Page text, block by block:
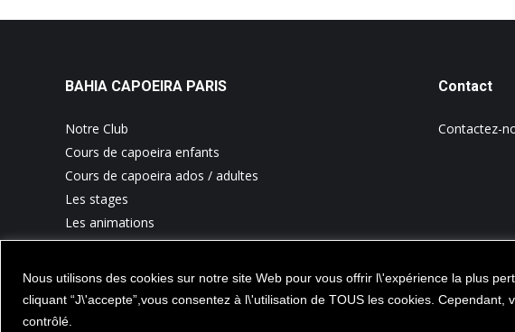
Nous utilisons des cookies sur notre site Web pour vous offrir l\'expérience la plus
cliquant “J\'accepte”,vous consentez à l\'utilisation de TOUS les cookies.
contrôlé.
BAHIA CAPOEIRA PARIS
Notre Club
Cours de capoeira enfants
Cours de capoeira ados / adultes
Les stages
Les animations
Nous contacter
Mentions légales
Contact
Contactez-
Propulsé par